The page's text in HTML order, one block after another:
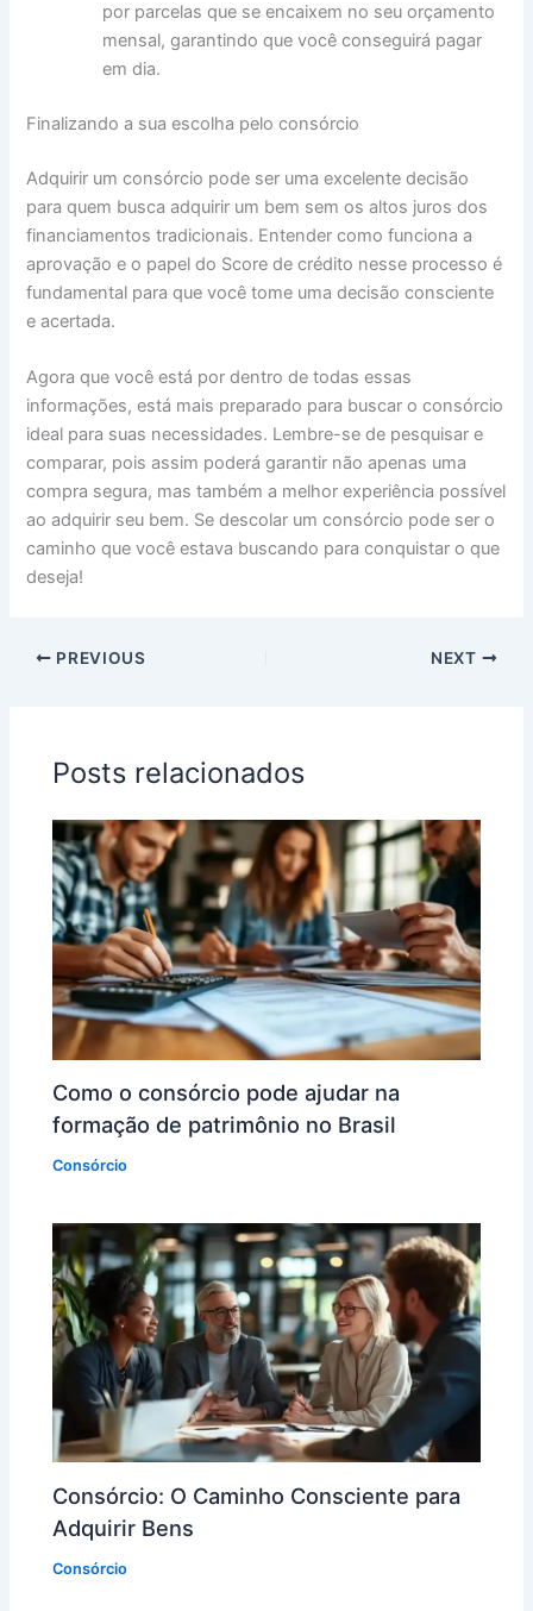
por parcelas que se encaixem no seu orçamento
mensal, garantindo que você conseguirá pagar
em dia.
Finalizando a sua escolha pelo consórcio
Adquirir um consórcio pode ser uma excelente decisão
para quem busca adquirir um bem sem os altos juros dos
financiamentos tradicionais. Entender como funciona a
aprovação e o papel do Score de crédito nesse processo é
fundamental para que você tome uma decisão consciente
e acertada.
Agora que você está por dentro de todas essas
informações, está mais preparado para buscar o consórcio
ideal para suas necessidades. Lembre-se de pesquisar e
comparar, pois assim poderá garantir não apenas uma
compra segura, mas também a melhor experiência possível
ao adquirir seu bem. Se descolar um consórcio pode ser o
caminho que você estava buscando para conquistar o que
deseja!
PREVIOUS NEXT
Posts relacionados
Como o consórcio pode ajudar na
formação de patrimônio no Brasil
Consórcio
Consórcio: O Caminho Consciente para
Adquirir Bens
Consórcio